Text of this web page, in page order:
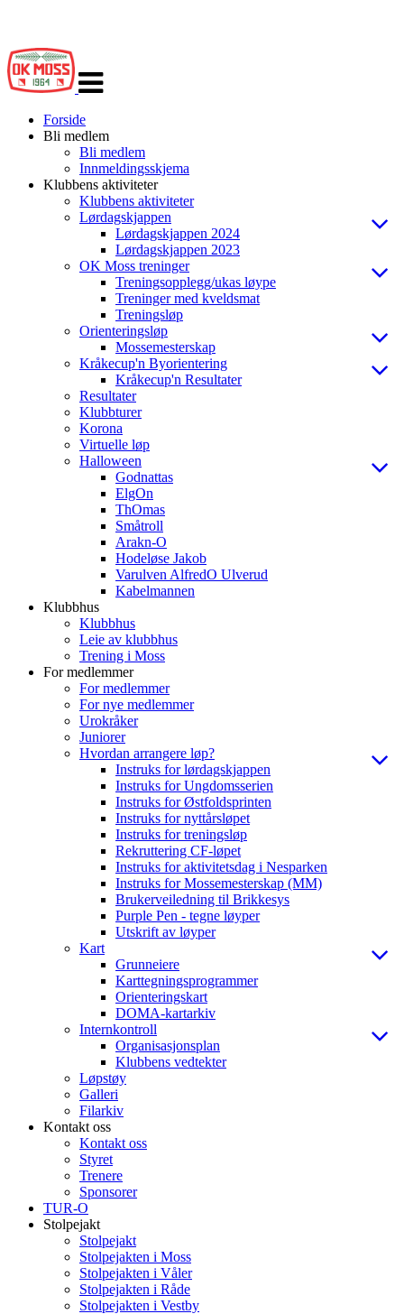
navigasjon
Forside
Bli medlem
Bli medlem
Innmeldingsskjema
Klubbens aktiviteter
Klubbens aktiviteter
Lørdagskjappen
Lørdagskjappen 2024
Lørdagskjappen 2023
OK Moss treninger
Treningsopplegg/ukas løype
Treninger med kveldsmat
Treningsløp
Orienteringsløp
Mossemesterskap
Kråkecup'n Byorientering
Kråkecup'n Resultater
Resultater
Klubbturer
Korona
Virtuelle løp
Halloween
Godnattas
ElgOn
ThOmas
Småtroll
Arakn-O
Hodeløse Jakob
Varulven AlfredO Ulverud
Kabelmannen
Klubbhus
Klubbhus
Leie av klubbhus
Trening i Moss
For medlemmer
For medlemmer
For nye medlemmer
Urokråker
Juniorer
Hvordan arrangere løp?
Instruks for lørdagskjappen
Instruks for Ungdomsserien
Instruks for Østfoldsprinten
Instruks for nyttårsløpet
Instruks for treningsløp
Rekruttering CF-løpet
Instruks for aktivitetsdag i Nesparken
Instruks for Mossemesterskap (MM)
Brukerveiledning til Brikkesys
Purple Pen - tegne løyper
Utskrift av løyper
Kart
Grunneiere
Karttegningsprogrammer
Orienteringskart
DOMA-kartarkiv
Internkontroll
Organisasjonsplan
Klubbens vedtekter
Løpstøy
Galleri
Filarkiv
Kontakt oss
Kontakt oss
Styret
Trenere
Sponsorer
TUR-O
Stolpejakt
Stolpejakt
Stolpejakten i Moss
Stolpejakten i Våler
Stolpejakten i Råde
Stolpejakten i Vestby